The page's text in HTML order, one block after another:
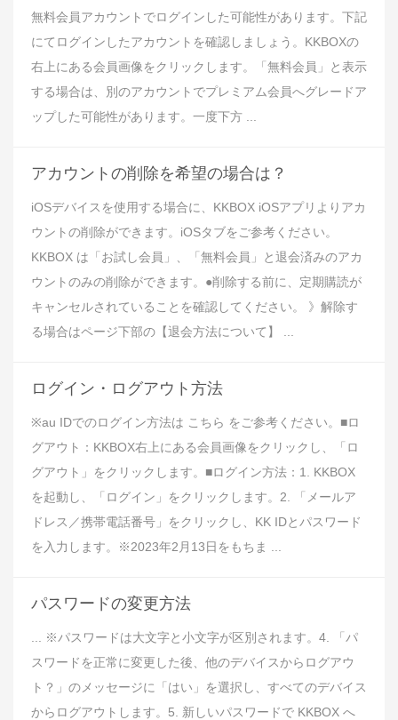
無料会員アカウントでログインした可能性があります。下記
にてログインしたアカウントを確認しましょう。KKBOXの
右上にある会員画像をクリックします。「無料会員」と表示
する場合は、別のアカウントでプレミアム会員へグレードア
ップした可能性があります。一度下方 ...
アカウントの削除を希望の場合は？
iOSデバイスを使用する場合に、KKBOX iOSアプリよりアカ
ウントの削除ができます。iOSタブをご参考ください。
KKBOX は「お試し会員」、「無料会員」と退会済みのアカ
ウントのみの削除ができます。●削除する前に、定期購読が
キャンセルされていることを確認してください。 》解除す
る場合はページ下部の【退会方法について】 ...
ログイン・ログアウト方法
※au IDでのログイン方法は こちら をご参考ください。■ロ
グアウト：KKBOX右上にある会員画像をクリックし、「ロ
グアウト」をクリックします。■ログイン方法：1. KKBOX
を起動し、「ログイン」をクリックします。2. 「メールア
ドレス／携帯電話番号」をクリックし、KK IDとパスワード
を入力します。※2023年2月13日をもちま ...
パスワードの変更方法
... ※パスワードは大文字と小文字が区別されます。4. 「パ
スワードを正常に変更した後、他のデバイスからログアウ
ト？」のメッセージに「はい」を選択し、すべてのデバイス
からログアウトします。5. 新しいパスワードで KKBOX へ